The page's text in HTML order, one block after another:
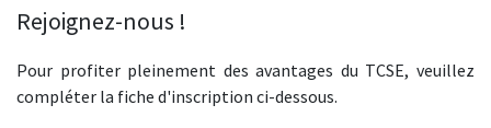
Rejoignez-nous !
Pour profiter pleinement des avantages du TCSE, veuillez
compléter la fiche d'inscription ci-dessous.